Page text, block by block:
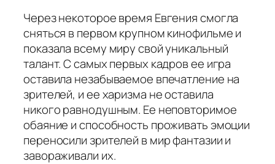
Через некоторое время Евгения смогла
сняться в первом крупном кинофильме и
показала всему миру свой уникальный
талант. С самых первых кадров ее игра
оставила незабываемое впечатление на
зрителей, и ее харизма не оставила
никого равнодушным. Ее неповторимое
обаяние и способность проживать эмоции
переносили зрителей в мир фантазии и
завораживали их.